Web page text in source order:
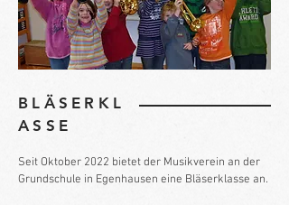
BLÄSERKL
ASSE
Seit Oktober 2022 bietet der Musikverein an der
Grundschule in Egenhausen eine Bläserklasse an.